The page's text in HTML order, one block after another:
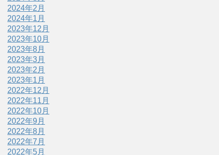
2024年2月
2024年1月
2023年12月
2023年10月
2023年8月
2023年3月
2023年2月
2023年1月
2022年12月
2022年11月
2022年10月
2022年9月
2022年8月
2022年7月
2022年5月